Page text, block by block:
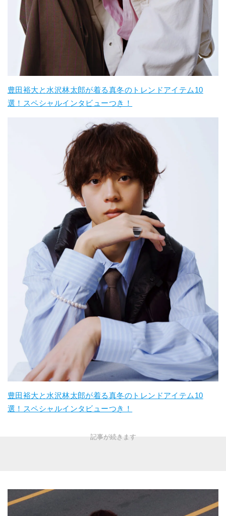
豊田裕大と水沢林太郎が着る真冬のトレンドアイテム10
選！スペシャルインタビューつき！
豊田裕大と水沢林太郎が着る真冬のトレンドアイテム10
選！スペシャルインタビューつき！